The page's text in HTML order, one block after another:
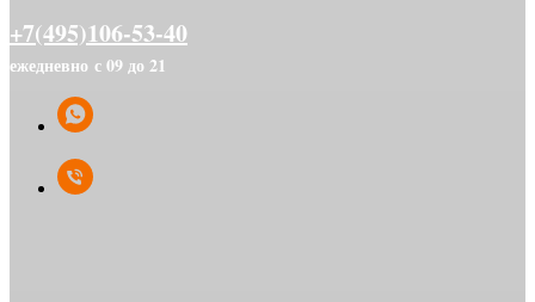
+7(495)106-53-40
ежедневно с 09 до 21